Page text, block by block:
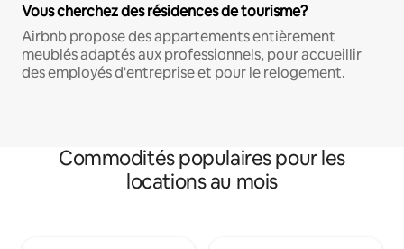
Vous cherchez des résidences de tourisme?
Airbnb propose des appartements entièrement
meublés adaptés aux professionnels, pour accueillir
des employés d'entreprise et pour le relogement.
Commodités populaires pour les
locations au mois